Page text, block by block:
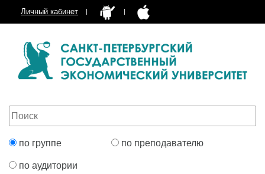
Личный кабинет
по группе по преподавателю
по аудитории